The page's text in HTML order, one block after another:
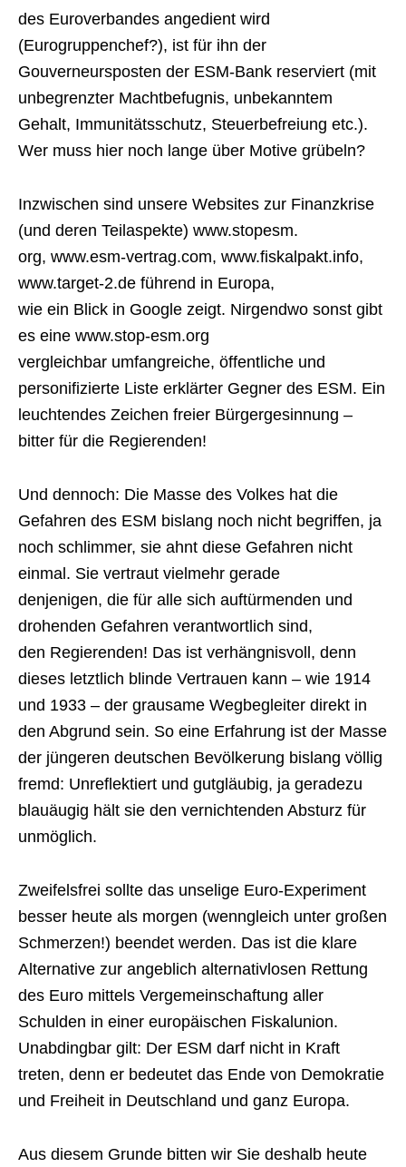
des Euroverbandes angedient wird
(Eurogruppenchef?), ist für ihn der
Gouverneursposten der ESM-Bank reserviert (mit
unbegrenzter Machtbefugnis, unbekanntem
Gehalt, Immunitätsschutz, Steuerbefreiung etc.).
Wer muss hier noch lange über Motive grübeln?
Inzwischen sind unsere Websites zur Finanzkrise
(und deren Teilaspekte) www.stopesm.
org, www.esm-vertrag.com, www.fiskalpakt.info,
www.target-2.de führend in Europa,
wie ein Blick in Google zeigt. Nirgendwo sonst gibt
es eine www.stop-esm.org
vergleichbar umfangreiche, öffentliche und
personifizierte Liste erklärter Gegner des ESM. Ein
leuchtendes Zeichen freier Bürgergesinnung –
bitter für die Regierenden!
Und dennoch: Die Masse des Volkes hat die
Gefahren des ESM bislang noch nicht begriffen, ja
noch schlimmer, sie ahnt diese Gefahren nicht
einmal. Sie vertraut vielmehr gerade
denjenigen, die für alle sich auftürmenden und
drohenden Gefahren verantwortlich sind,
den Regierenden! Das ist verhängnisvoll, denn
dieses letztlich blinde Vertrauen kann – wie 1914
und 1933 – der grausame Wegbegleiter direkt in
den Abgrund sein. So eine Erfahrung ist der Masse
der jüngeren deutschen Bevölkerung bislang völlig
fremd: Unreflektiert und gutgläubig, ja geradezu
blauäugig hält sie den vernichtenden Absturz für
unmöglich.
Zweifelsfrei sollte das unselige Euro-Experiment
besser heute als morgen (wenngleich unter großen
Schmerzen!) beendet werden. Das ist die klare
Alternative zur angeblich alternativlosen Rettung
des Euro mittels Vergemeinschaftung aller
Schulden in einer europäischen Fiskalunion.
Unabdingbar gilt: Der ESM darf nicht in Kraft
treten, denn er bedeutet das Ende von Demokratie
und Freiheit in Deutschland und ganz Europa.
Aus diesem Grunde bitten wir Sie deshalb heute